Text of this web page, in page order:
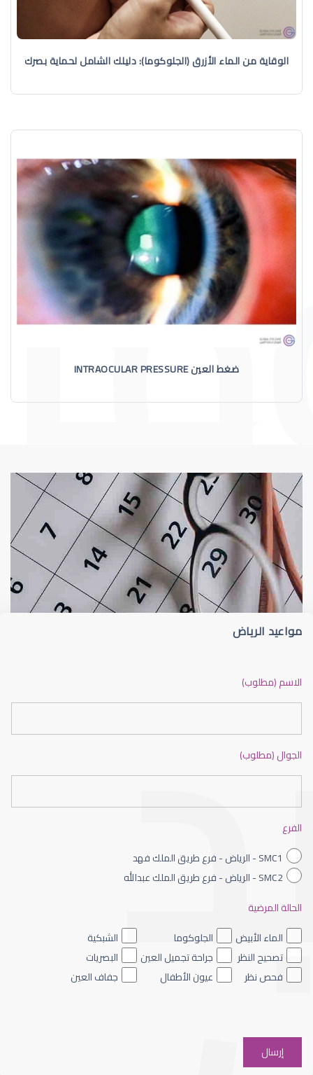
الوقاية من الماء الأزرق (الجلوكوما): دليلك الشامل لحماية بصرك
ضغط العين INTRAOCULAR PRESSURE
أسباب الماء الماء الأزرق
الماء الأزرق داخل العين
مواعيد الرياض
الاسم (مطلوب)
الجوال (مطلوب)
الفرع
SMC1 - الرياض - فرع طريق الملك فهد
SMC2 - الرياض - فرع طريق الملك عبدالله
الحالة المرضية
الماء الأبيض
الجلوكوما
الشبكية
تصحيح النظر
جراحة تجميل العين
البصريات
فحص نظر
عيون الأطفال جفاف العين